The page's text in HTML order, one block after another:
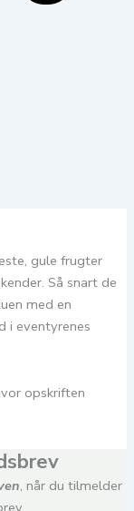
gule frugter
Så snart de
med en
i eventyrenes
opskriften
, når du tilmelder